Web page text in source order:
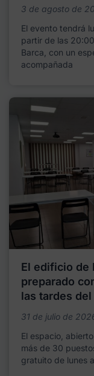
3 de agosto de
El evento tendrá
partir de las
Barca, con un
acompañada
El edificio de
preparado
las tardes
31 de julio de
El espacio,
más de 30
gratuito de lunes